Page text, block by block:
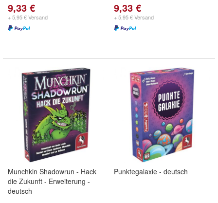
9,33 €
+ 5,95 € Versand
9,33 €
+ 5,95 € Versand
Munchkin Shadowrun - Hack
die Zukunft - Erweiterung -
deutsch
Punktegalaxie - deutsch